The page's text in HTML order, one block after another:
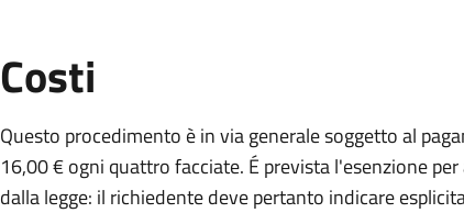
Costi
Questo procedimento è in via generale soggetto al
16,00 € ogni quattro facciate. É prevista l'esenzione
dalla legge: il richiedente deve pertanto indicare